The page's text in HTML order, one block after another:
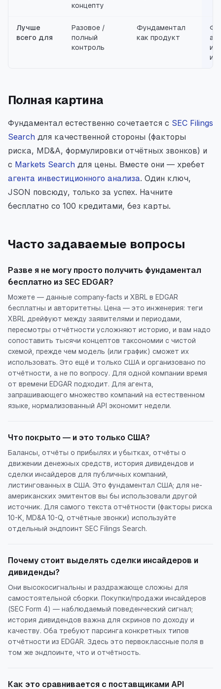
концепту
Лучше
всего для
Разовое /
полный
контроль
Фундаментал
как продукт
из
Полная картина
Фундаментал естественно сочетается с SEC Filings
Search для качественной стороны (факторы
риска, MD&A, формулировки отчётных звонков) и
с Markets Search для цены. Вместе они — хребет
агента инвестиционного анализа. Один ключ,
JSON повсюду, только за успех. Начните
бесплатно со 100 кредитами, без карты.
Часто задаваемые вопросы
Разве я не могу просто получить фундаментал
бесплатно из SEC EDGAR?
Можете — данные company-facts и XBRL в EDGAR
бесплатны и авторитетны. Цена — это инженерия: теги
XBRL дрейфуют между заявителями и периодами,
пересмотры отчётности усложняют историю, и вам надо
сопоставить тысячи концептов таксономии с чистой
схемой, прежде чем модель (или график) сможет их
использовать. Это ещё и только США и организовано по
отчётности, а не по вопросу. Для одной компании время
от времени EDGAR подходит. Для агента,
запрашивающего множество компаний на естественном
языке, нормализованный API экономит недели.
Что покрыто — и это только США?
Балансы, отчёты о прибылях и убытках, отчёты о
движении денежных средств, история дивидендов и
сделки инсайдеров для публичных компаний,
листингованных в США. Это фундаментал США; для не-
американских эмитентов вы бы использовали другой
источник. Для самого текста отчётности (факторы риска
10-K, MD&A 10-Q, отчётные звонки) используйте
отдельный эндпоинт SEC Filings Search.
Почему стоит выделять сделки инсайдеров и
дивиденды?
Они высокосигнальны и раздражающе сложны для
самостоятельной сборки. Покупки/продажи инсайдеров
(SEC Form 4) — наблюдаемый поведенческий сигнал;
история дивидендов важна для скринов по доходу и
качеству. Оба требуют парсинга конкретных типов
отчётности из EDGAR. Здесь это первоклассные поля в
том же эндпоинте, что и отчётность.
Как это сравнивается с поставщиками API